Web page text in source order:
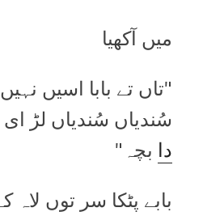
میں آکھیا
"تاں تے بابا اسیں
سُندیاں سُندیاں لڑ
دا بچہ"
بابے پٹکا سر توں لاہ